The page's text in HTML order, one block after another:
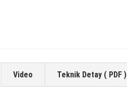
Video Teknik Detay ( PDF )